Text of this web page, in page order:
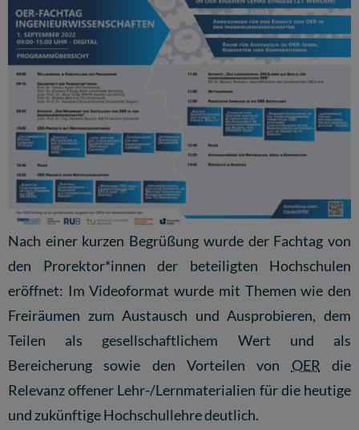
Nach einer kurzen Begrüßung wurde der Fachtag von
den Prorektor*innen der beteiligten Hochschulen
eröffnet: Im Videoformat wurde mit Themen wie den
Freiräumen zum Austausch und Ausprobieren, dem
Teilen als gesellschaftlichem Wert und als
Bereicherung sowie den Vorteilen von OER die
Relevanz offener Lehr-/Lernmaterialien für die heutige
und zukünftige Hochschullehre deutlich.